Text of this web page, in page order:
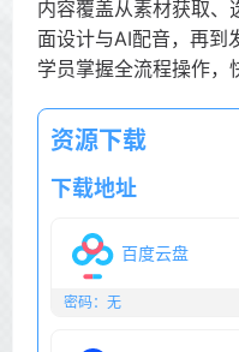
内容覆盖从素材获取、
面设计与AI配音，再到
学员掌握全流程操作，
资源下载
下载地址
百度云盘
密码：无